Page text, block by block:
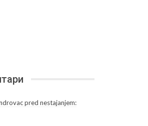
pred nestajanjem: